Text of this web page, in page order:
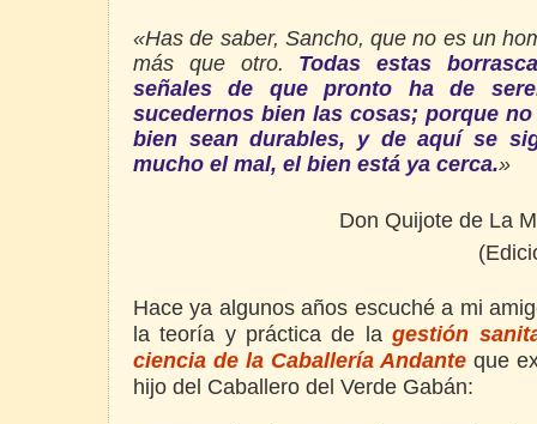
«Has de saber, Sancho, que no es un
más que otro. Todas estas
señales de que pronto ha de
sucedernos bien las cosas; porque
bien sean durables, y de aquí se
mucho el mal, el bien está ya cerca.»
Don Quijote de La
Hace ya algunos años escuché a mi
la teoría y práctica de lagestión
ciencia de la Caballería Andante que
hijo del Caballero del Verde Gabán: